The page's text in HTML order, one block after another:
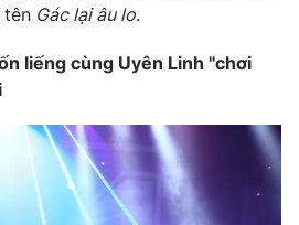
Bất động sản
Tấm lòng Việt
Vươn mình bằng AI
VTV8
tên Gác lại âu lo.
liếng cùng Uyên Linh "chơi